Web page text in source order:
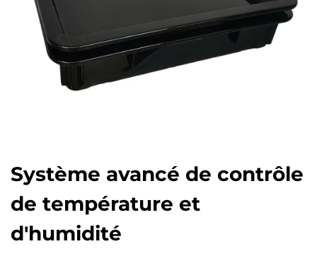
Système avancé de contrôle
de température et
d'humidité